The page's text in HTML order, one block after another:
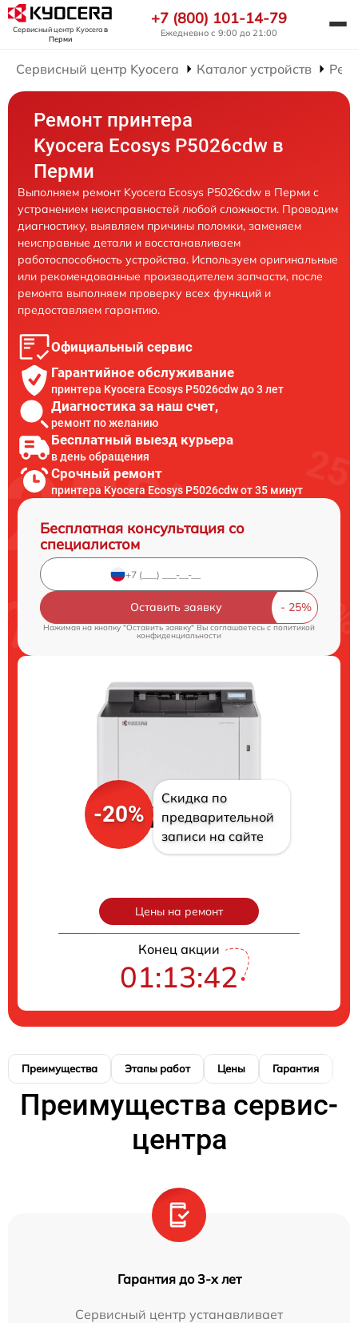
Сервисный центр Kyoceraв
Перми
+7 (800) 101-14-79
Ежедневно с 9:00 до 21:00
Сервисный центр Kyocera Каталог устройств
Ремонт принтера
Kyocera Ecosys P5026cdw в
Перми
Выполняем ремонт Kyocera Ecosys P5026cdw в Перми с
устранением неисправностей любой сложности. Проводим
диагностику, выявляем причины поломки, заменяем
неисправные детали и восстанавливаем
работоспособность устройства. Используем оригинальные
или рекомендованные производителем запчасти, после
ремонта выполняем проверку всех функций и
предоставляем гарантию.
Официальный сервис
Гарантийное обслуживание
принтера Kyocera Ecosys P5026cdw до 3 лет
Диагностика за наш счет,
ремонт по желанию
Бесплатный выезд курьера
в день обращения
Срочный ремонт
принтера Kyocera Ecosys P5026cdw от 35 минут
Бесплатная консультация со
специалистом
Оставить заявку
Нажимая на кнопку "Оставить заявку" Вы соглашаетесь c политикой
конфиденциальности
-20%
Скидка по
предварительной
записи на сайте
Цены на ремонт
Конец акции
01:13:40
Преимущества Этапы работ Цены Гарантия
Преимущества сервис-
центра
Гарантия до 3-х лет
Сервисный центр устанавливает